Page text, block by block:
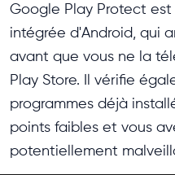
Google Play Protect
intégrée d'Android, qui
avant que vous ne la
Play Store. Il vérifie
programmes déjà
points faibles et vous
potentiellement